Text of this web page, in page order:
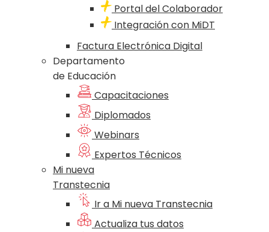
Portal del Colaborador
Integración con MiDT
Factura Electrónica Digital
Departamento
de Educación
Capacitaciones
Diplomados
Webinars
Expertos Técnicos
Mi nueva
Transtecnia
Ir a Mi nueva Transtecnia
Actualiza tus datos